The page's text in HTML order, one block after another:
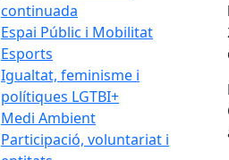
continuada
Espai Públic i Mobilitat
Esports
Igualtat, feminisme i
polítiques LGTBI+
Medi Ambient
Participació, voluntariat i